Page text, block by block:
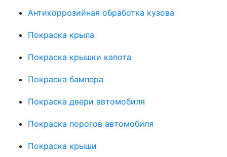
Антикоррозийная обработка кузова
Покраска крыла
Покраска крышки капота
Покраска бампера
Покраска двери автомобиля
Покраска порогов автомобиля
Покраска крыши